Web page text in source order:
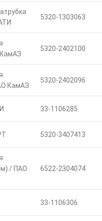
5320-1303063
5320-2402100
КамАЗ
5320-2402096
33-1106285
5320-3407413
/ ПАО
6522-2304074
33-1106306